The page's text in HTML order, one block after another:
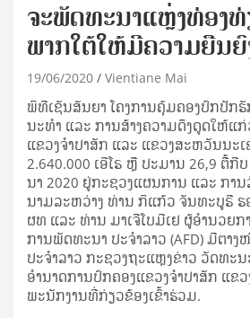
ຈະພັດທະນາແຫຼ່ງທ່ອງທ່
ພາກໃຕ້ໃຫ້ມີຄວາມຍືນຍົ
19/06/2020 Vientiane Mai
ພິ­ທີ​ເຊັນ​ສັນ­ຍາ ໂຄງ­ການ​ຄຸ້ມ​ຄອງ​ປົກ​ປັກ​
ນະ­ທຳ ແລະ ການ​ສ້າງ​ຄວາມ​ດຶງ​ດູດ​ໃຫ້​ແ
ແຂວງ​ຈຳ­ປາ​ສັກ ແລະ ແຂວງ​ສະ­ຫວັນ​ນະ​ເ
2.640.000 ເອີ​ໂຣ ຫຼື ປະ­ມານ 26,9 ຕື້​
ນາ 2020 ຢູ່​ກະ­ຊວງ​ແຜນ­ການ ແລະ ກາ
ນາມ​ລະ­ຫວ່າງ ທ່ານ ກິ​ແກ້ວ ຈັນ­ທະ​ບູ​ຣີ
ຜທ ແລະ ທ່ານ ມາ​ເຈີ​ໂບ​ມີ​ເຢ ຜູ້­ອຳ­ນວຍ­ກ
ການ​ພັດ­ທະ­ນາ ປະ­ຈຳ​ລາວ (AFD) ມີ​ຕາ
ປະ­ຈຳ​ລາວ ກະ­ຊວງ​ຖະ­ແຫຼງ​ຂ່າວ ວັດ­ທະ­
ອຳ­ນາດ​ການ​ປົກ­ຄອງ​ແຂວງ​ຈຳ­ປາ​ສັກ ແຂ
ພະ­ນັກ­ງານ​ທີ່​ກ່ຽວ­ຂ້ອງ​ເຂົ້າ​ຮ່ວມ.